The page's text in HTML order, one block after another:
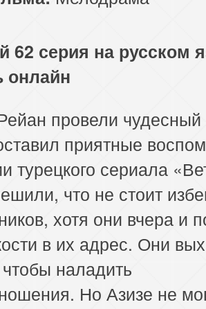
62 серия на русском
онлайн
провели чудесный
приятные
турецкого сериала
что не стоит
хотя они вчера и
в их адрес. Они
чтобы наладить
Но Азизе не